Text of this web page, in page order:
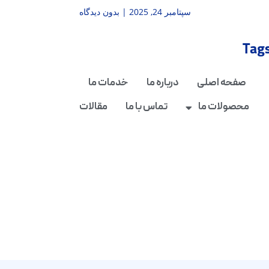
سپتامبر 24, 2025 بدون دیدگاه
صفحه اصلی درباره ما
خدمات ما
محصولات ما
تماس با ما مقالات